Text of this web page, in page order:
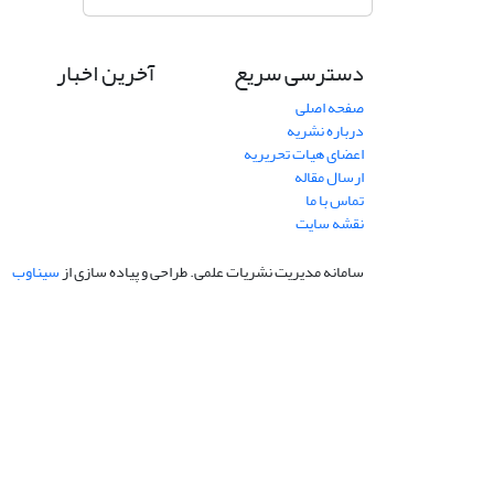
دسترسی سریع
صفحه اصلی
درباره نشریه
اعضای هیات تحریریه
ارسال مقاله
تماس با ما
نقشه سایت
آخرین اخبار
سامانه مدیریت نشریات علمی.طراحی و پیاده سازی ازسیناوب